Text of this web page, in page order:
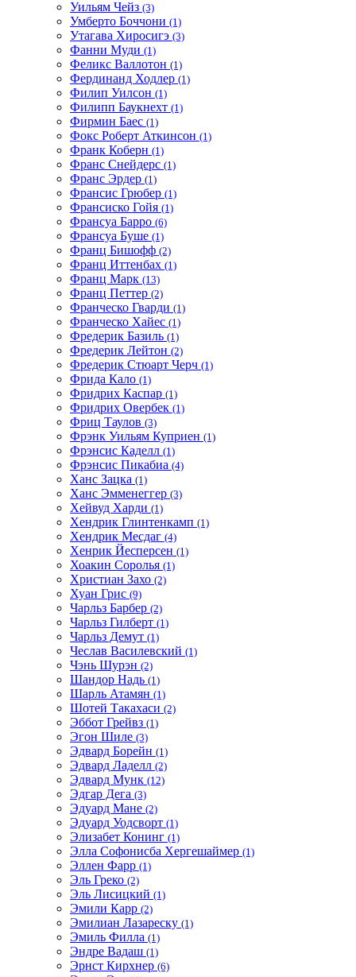
Уильям Чейз (3)
Умберто Боччони (1)
Утагава Хиросигэ (3)
Фанни Муди (1)
Феликс Валлотон (1)
Фердинанд Ходлер (1)
Филип Уилсон (1)
Филипп Баукнехт (1)
Фирмин Баес (1)
Фокс Роберт Аткинсон (1)
Франк Коберн (1)
Франс Снейдерс (1)
Франс Эрдер (1)
Франсис Грюбер (1)
Франсиско Гойя (1)
Франсуа Барро (6)
Франсуа Буше (1)
Франц Бишофф (2)
Франц Иттенбах (1)
Франц Марк (13)
Франц Петтер (2)
Франческо Гварди (1)
Франческо Хайес (1)
Фредерик Базиль (1)
Фредерик Лейтон (2)
Фредерик Стюарт Черч (1)
Фрида Кало (1)
Фридрих Каспар (1)
Фридрих Овербек (1)
Фриц Таулов (3)
Фрэнк Уильям Куприен (1)
Фрэнсис Каделл (1)
Фрэнсис Пикабиа (4)
Ханс Зацка (1)
Ханс Эмменеггер (3)
Хейвуд Харди (1)
Хендрик Глинтенкамп (1)
Хендрик Месдаг (4)
Хенрик Йесперсен (1)
Хоакин Соролья (1)
Христиан Захо (2)
Хуан Грис (9)
Чарльз Барбер (2)
Чарльз Гилберт (1)
Чарльз Демут (1)
Чеслав Василевский (1)
Чэнь Шурэн (2)
Шандор Надь (1)
Шарль Атамян (1)
Шотей Такахаси (2)
Эббот Грейвз (1)
Эгон Шиле (3)
Эдвард Борейн (1)
Эдвард Ладелл (2)
Эдвард Мунк (12)
Эдгар Дега (3)
Эдуард Мане (2)
Эдуард Уодсворт (1)
Элизабет Конинг (1)
Элла Софонисба Хергешаймер (1)
Эллен Фарр (1)
Эль Греко (2)
Эль Лисицкий (1)
Эмили Карр (2)
Эмилиан Лазареску (1)
Эмиль Филла (1)
Эндре Вадаш (1)
Эрнст Кирхнер (6)